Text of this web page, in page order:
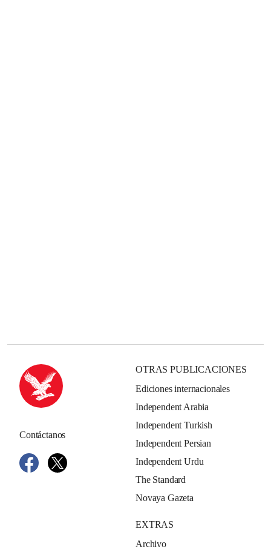
Contáctanos
OTRAS PUBLICACIONES
Ediciones internacionales
Independent Arabia
Independent Turkish
Independent Persian
Independent Urdu
The Standard
Novaya Gazeta
EXTRAS
Archivo